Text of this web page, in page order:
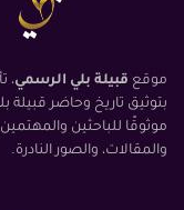
موقع قبيلة بلي الرسمي،
بتوثيق تاريخ وحاضر
موثوقًا للباحثين والمهتمين
والمقالات، والصور النادرة.